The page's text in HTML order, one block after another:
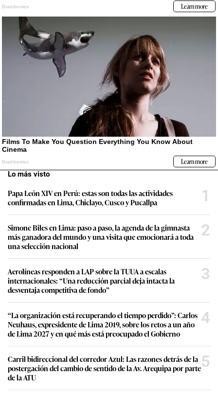
Lo más visto
Papa León XIV en Perú: estas son todas las actividades
confirmadas en Lima, Chiclayo, Cusco y Pucallpa
1
Simone Biles en Lima: paso a paso, la agenda de la gimnasta
más ganadora del mundo y una visita que emocionará a toda
una selección nacional
2
Aerolíneas responden a LAP sobre la TUUA a escalas
internacionales: “Una reducción parcial deja intacta la
desventaja competitiva de fondo”
3
“La organización está recuperando el tiempo perdido”: Carlos
Neuhaus, expresidente de Lima 2019, sobre los retos a un año
de Lima 2027 y en qué más está preocupado el Gobierno
4
Carril bidireccional del corredor Azul: Las razones detrás de la
postergación del cambio de sentido de la Av. Arequipa por parte
de la ATU
5